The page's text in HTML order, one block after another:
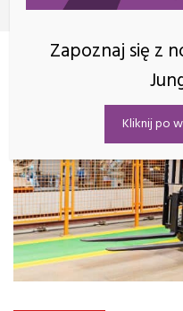
Zapoznaj się z
Kliknij po